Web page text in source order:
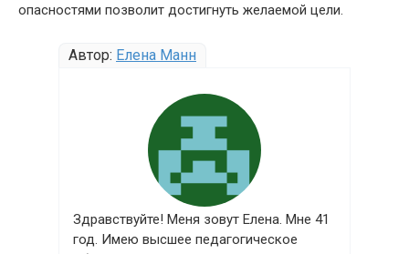
опасностями позволит достигнуть желаемой цели.
Автор: Елена Манн
Здравствуйте! Меня зовут Елена. Мне 41
год. Имею высшее педагогическое